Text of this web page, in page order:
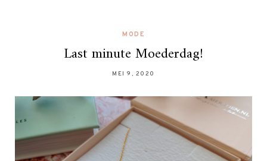
MODE
Last minute Moederdag!
MEI 9, 2020